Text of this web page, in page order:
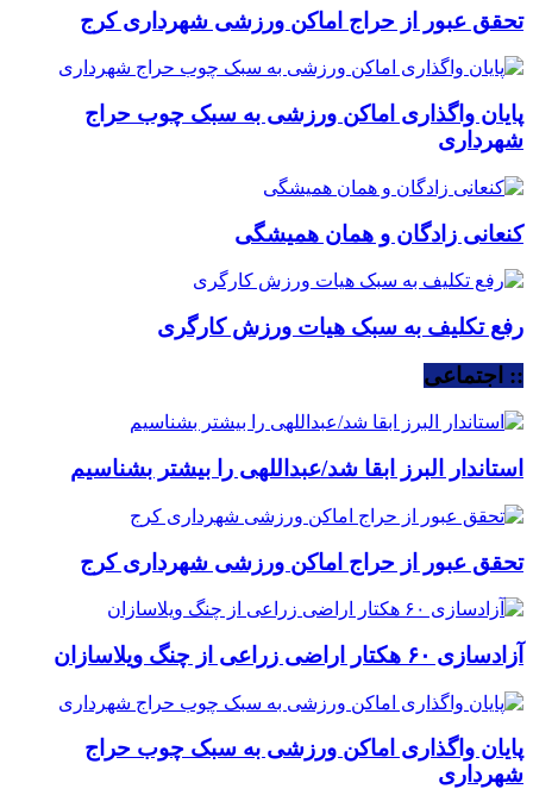
تحقق عبور از حراج اماکن ورزشی شهرداری کرج
پایان واگذاری اماکن ورزشی به سبک چوب حراج
شهرداری
کنعانی زادگان و همان همیشگی
رفع تکلیف به سبک هیات ورزش کارگری
:: اجتماعی
استاندار البرز ابقا شد/عبداللهی را بیشتر بشناسیم
تحقق عبور از حراج اماکن ورزشی شهرداری کرج
آزادسازی ۶۰ هکتار اراضی زراعی از چنگ ویلاسازان
پایان واگذاری اماکن ورزشی به سبک چوب حراج
شهرداری